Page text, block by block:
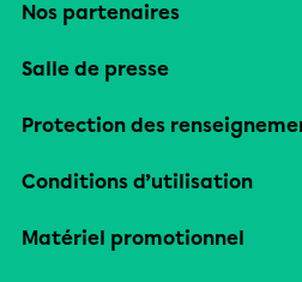
Nos partenaires
Salle de presse
Protection des
Conditions d’utilisation
Matériel promotionnel